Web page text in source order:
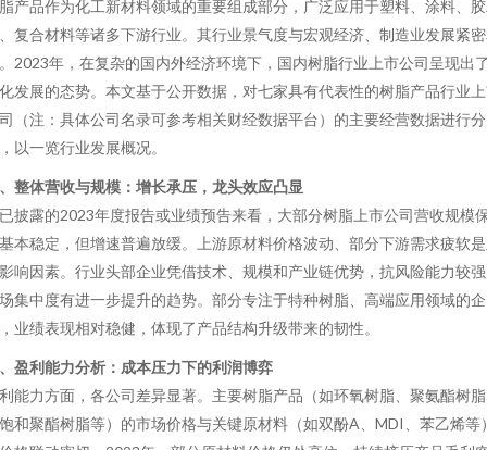
产品作为化工新材料领域的重要组成部分，广泛应用于塑料、涂料、
复合材料等诸多下游行业。其行业景气度与宏观经济、制造业发展紧
2023年，在复杂的国内外经济环境下，国内树脂行业上市公司呈现出
发展的态势。本文基于公开数据，对七家具有代表性的树脂产品行业
（注：具体公司名录可参考相关财经数据平台）的主要经营数据进行分
以一览行业发展概况。
整体营收与规模：增长承压，龙头效应凸显
披露的2023年度报告或业绩预告来看，大部分树脂上市公司营收规模
本稳定，但增速普遍放缓。上游原材料价格波动、部分下游需求疲软
响因素。行业头部企业凭借技术、规模和产业链优势，抗风险能力较
集中度有进一步提升的趋势。部分专注于特种树脂、高端应用领域的企
业绩表现相对稳健，体现了产品结构升级带来的韧性。
盈利能力分析：成本压力下的利润博弈
能力方面，各公司差异显著。主要树脂产品（如环氧树脂、聚氨酯树
和聚酯树脂等）的市场价格与关键原材料（如双酚A、MDI、苯乙烯等